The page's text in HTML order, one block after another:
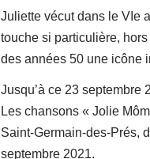
Juliette vécut dans le VIe
touche si particulière,
des années 50 une icône
Jusqu’à ce 23
Les chansons « Jolie
Saint-Germain-des-Prés,
septembre 2021.